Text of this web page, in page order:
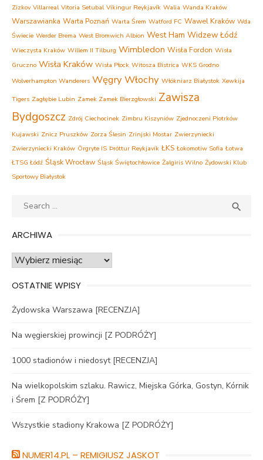
Zizkov Villarreal Vitoria Setubal Víkingur Reykjavík Walia Wanda Kraków
Warszawianka Warta Poznań Warta Śrem Watford FC Wawel Kraków Wda
Świecie Werder Brema West Bromwich Albion West Ham Widzew Łódź
Wieczysta Kraków Willem II Tilburg Wimbledon Wisła Fordon Wisła
Gruczno Wisła Kraków Wisła Płock Witosza Bistrica WKS Grodno
Wolverhampton Wanderers WęgryWłochy Włókniarz Białystok Xewkija
Tigers Zagłębie Lubin Zamek Zamek Bierzgłowski Zawisza
Bydgoszcz Zdrój Ciechocinek Zimbru Kiszyniów Zjednoczeni Piotrków
Kujawski Znicz Pruszków Zorza Ślesin Zrinjski Mostar Zwierzyniecki
Zwierzyniecki Kraków Örgryte IS Þróttur Reykjavík ŁKS Łokomotiw Sofia Łotwa
ŁTSG Łódź Śląsk Wrocław Śląsk Świętochłowice Żalgiris Wilno Żydowski Klub
Sportowy Białystok
Search

ARCHIWA
Archiwa
OSTATNIE WPISY
Żydowska Warszawa [RECENZJA]
Na węgierskiej prowincji [Z PODRÓŻY]
1000 stadionów i niedosyt [RECENZJA]
Na wielkopolskim szlaku. Rawicz, Miejska Górka, Gostyn, Kórnik
i Śrem [Z PODRÓŻY]
Wszystkie stadiony Krakowa [Z PODRÓŻY]
NUMER14.PL – REMIGIUSZ JASKOT